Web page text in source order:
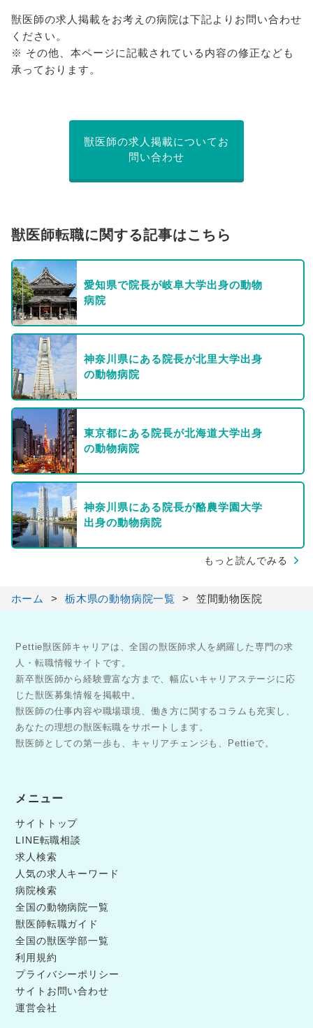
獣医師の求人掲載をお考えの病院は下記よりお問い合わせ
ください。
※ その他、本ページに記載されている内容の修正なども
承っております。
獣医師の求人掲載についてお
問い合わせ
獣医師転職に関する記事はこちら
愛知県で院長が岐阜大学出身の動物
病院
神奈川県にある院長が北里大学出身
の動物病院
東京都にある院長が北海道大学出身
の動物病院
神奈川県にある院長が酪農学園大学
出身の動物病院
もっと読んでみる
ホーム 栃木県の動物病院一覧 笠間動物医院
Pettie獣医師キャリアは、全国の獣医師求人を網羅した専門の求
人・転職情報サイトです。
新卒獣医師から経験豊富な方まで、幅広いキャリアステージに応
じた獣医募集情報を掲載中。
獣医師の仕事内容や職場環境、働き方に関するコラムも充実し、
あなたの理想の獣医転職をサポートします。
獣医師としての第一歩も、キャリアチェンジも、Pettieで。
メニュー
サイトトップ
LINE転職相談
求人検索
人気の求人キーワード
病院検索
全国の動物病院一覧
獣医師転職ガイド
全国の獣医学部一覧
利用規約
プライバシーポリシー
サイトお問い合わせ
運営会社